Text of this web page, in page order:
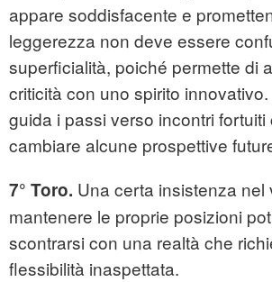
appare soddisfacente e
leggerezza non deve essere
superficialità, poiché permette di
criticità con uno spirito
guida i passi verso incontri
cambiare alcune prospettive
7° Toro. Una certa insistenza nel
mantenere le proprie posizioni
scontrarsi con una realtà che
flessibilità inaspettata.